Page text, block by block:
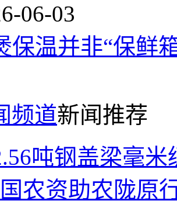
06-03
保温并非“保鲜
频道新闻推荐
吨钢盖梁毫
农资助农陇原